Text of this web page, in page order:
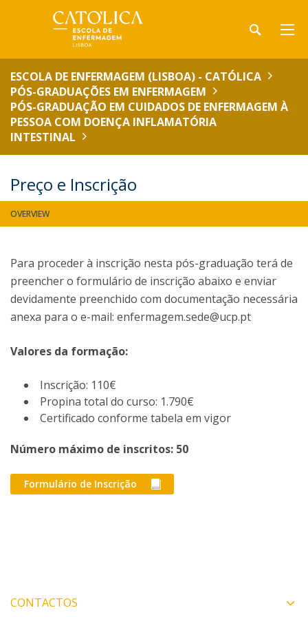
ESCOLA DE ENFERMAGEM (LISBOA) - CATÓLICA
PÓS-GRADUAÇÕES EM ENFERMAGEM
PÓS-GRADUAÇÃO EM CUIDADOS DE ENFERMAGEM À
PESSOA COM DOENÇA INFLAMATÓRIA
INTESTINAL
Preço e Inscrição
OVERVIEW
Para proceder à inscrição nesta pós-graduação terá de
preencher o formulário de inscrição abaixo e enviar
devidamente preenchido com documentação necessária
anexa para o e-mail: enfermagem.sede@ucp.pt
Valores da formação:
Inscrição: 110€
Propina total do curso: 1.790€
Certificado conforme tabela em vigor
Número máximo de inscritos: 50
Formulário de Inscrição
CONTACTOS